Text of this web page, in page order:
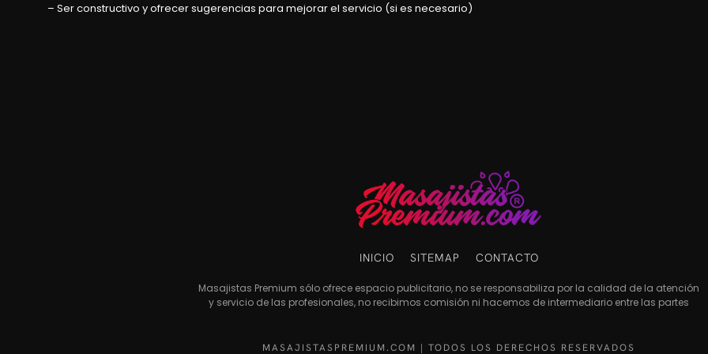
– Ser constructivo y ofrecer sugerencias para mejorar el servicio (si es necesario)
INICIO SITEMAP CONTACTO
Masajistas Premium sólo ofrece espacio publicitario, no se responsabiliza por la calidad de la atención
y servicio de las profesionales, no recibimos comisión ni hacemos de intermediario entre las partes
MASAJISTASPREMIUM.COM | TODOS LOS DERECHOS RESERVADOS